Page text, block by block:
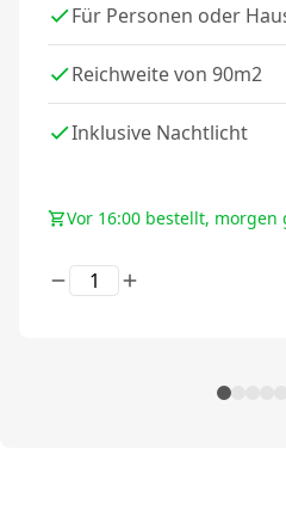
Für Personen oder
Reichweite von 90m2
Inklusive Nachtlicht
Vor 16:00 bestellt, morgen